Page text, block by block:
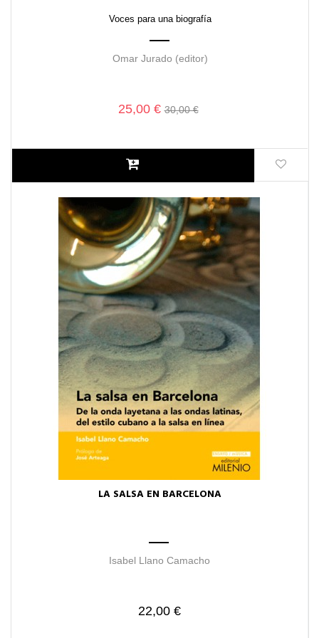
Voces para una biografía
Omar Jurado (editor)
25,00 €30,00 €
LA SALSA EN BARCELONA
Isabel Llano Camacho
22,00 €